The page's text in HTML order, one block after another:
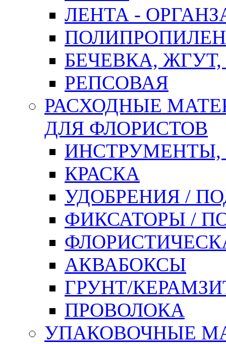
ЛЕНТА -
БЕЧЕВКА,
РЕПСОВАЯ
РАСХОДНЫЕ
ДЛЯ ФЛОРИСТОВ
ИНСТРУМЕНТЫ,
КРАСКА
УДОБРЕНИЯ /
ФИКСАТОРЫ /
АКВАБОКСЫ
ГРУНТ/
ПРОВОЛОКА
УПАКОВОЧНЫЕ